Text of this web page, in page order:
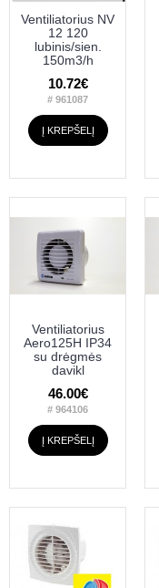
Ventiliatorius NV
12 120
lubinis/sien.
150m3/h
10.72€
# 961087
Į KREPŠELĮ
Ventiliatorius
Aero125H IP34
su drėgmės
davikl
46.00€
# 964106
Į KREPŠELĮ